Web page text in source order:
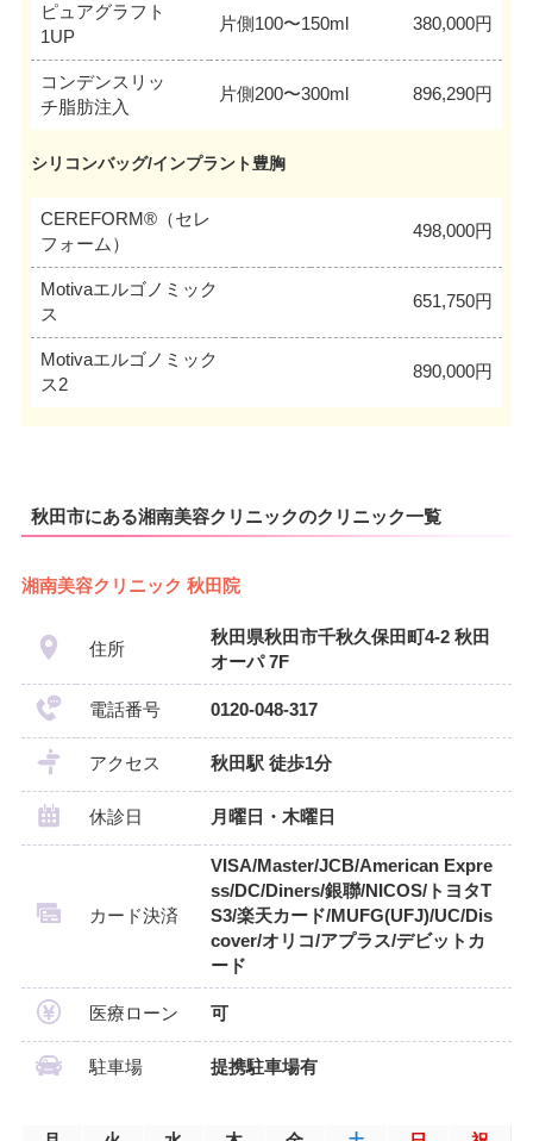
ピュアグラフト
1UP
片側100〜150ml 380,000円
コンデンスリッ
チ脂肪注入
片側200〜300ml 896,290円
シリコンバッグ/インプラント豊胸
CEREFORM®（セレ
フォーム）
498,000円
Motivaエルゴノミック
ス
651,750円
Motivaエルゴノミック
ス2
890,000円
秋田市にある湘南美容クリニックのクリニック一覧
湘南美容クリニック 秋田院
住所
秋田県秋田市千秋久保田町4-2 秋田
オーパ 7F
電話番号 0120-048-317
アクセス 秋田駅 徒歩1分
休診日 月曜日・木曜日
カード決済
VISA/Master/JCB/American Expre
ss/DC/Diners/銀聯/NICOS/トヨタT
S3/楽天カード/MUFG(UFJ)/UC/Dis
cover/オリコ/アプラス/デビットカ
ード
医療ローン 可
駐車場 提携駐車場有